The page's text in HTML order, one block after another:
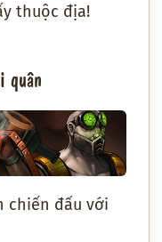
thuộc địa!
quân
chiến đấu với